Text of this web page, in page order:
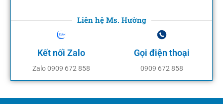
Liên hệ Ms. Hường
Kết nối Zalo
Zalo 0909 672 858
Gọi điện thoại
0909 672 858